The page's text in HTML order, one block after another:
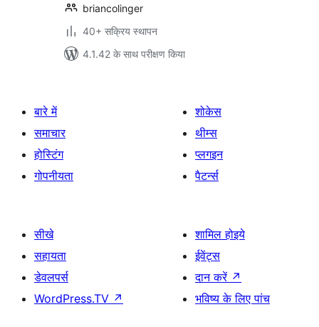
briancolinger
40+ सक्रिय स्थापन
4.1.42 के साथ परीक्षण किया
बारे में
समाचार
होस्टिंग
गोपनीयता
शोकेस
थीम्स
प्लगइन
पैटर्न्स
सीखे
सहायता
डेवलपर्स
WordPress.TV ↗
शामिल होइये
ईवेंट्स
दान करें ↗
भविष्य के लिए पांच